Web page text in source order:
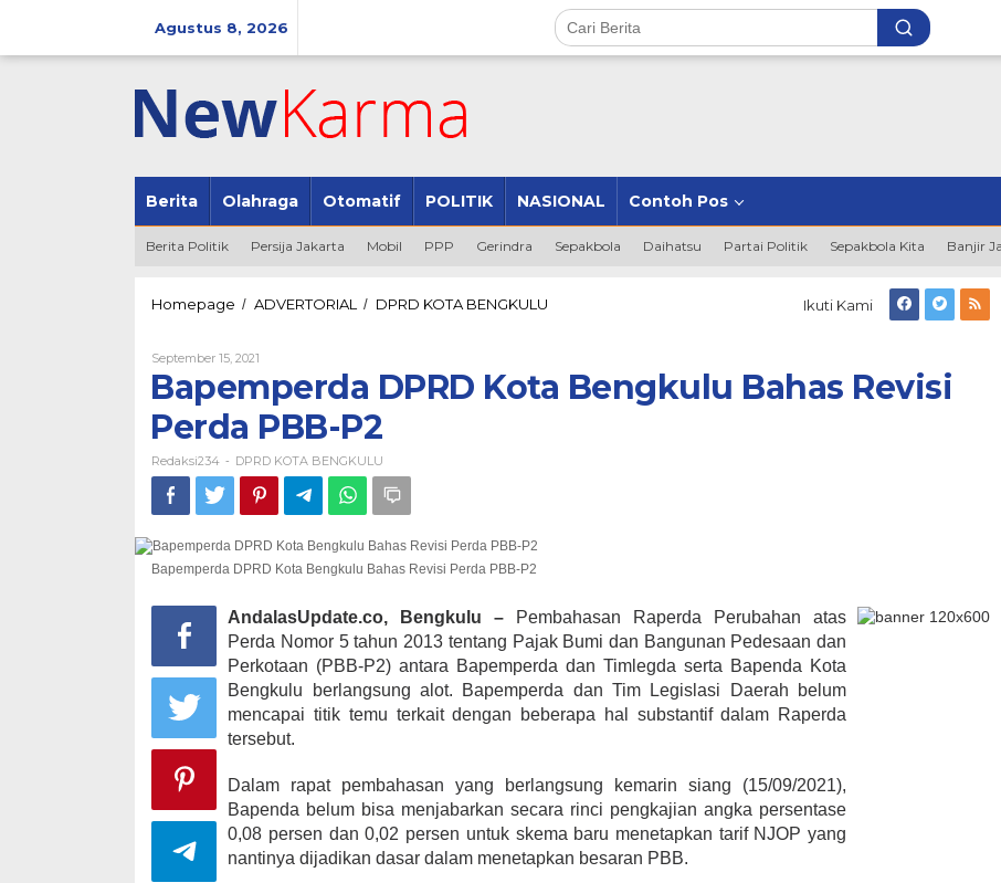
Agustus 8, 2026
Berita Olahraga Otomatif POLITIK NASIONAL Contoh Pos
Berita Politik Persija Jakarta Mobil PPP Gerindra Sepakbola Daihatsu Partai Politik Sepakbola Kita Banjir
Homepage / ADVERTORIAL / DPRD KOTA BENGKULU
Bahas
Revisi
Ikuti Kami
September 15, 2021
Bapemperda DPRD Kota Bengkulu Bahas Revisi
Perda PBB-P2
Redaksi234 - DPRD KOTA BENGKULU
Bapemperda DPRD Kota Bengkulu Bahas Revisi Perda PBB-P2
AndalasUpdate.co, Bengkulu –
Pembahasan Raperda Perubahan atas
Perda Nomor 5 tahun 2013 tentang Pajak Bumi dan Bangunan Pedesaan dan
Perkotaan (PBB-P2) antara Bapemperda dan Timlegda serta Bapenda Kota
Bengkulu berlangsung alot. Bapemperda dan Tim Legislasi Daerah belum
mencapai titik temu terkait dengan beberapa hal substantif dalam Raperda
tersebut.
Dalam rapat pembahasan yang berlangsung kemarin siang (15/09/2021),
Bapenda belum bisa menjabarkan secara rinci pengkajian angka persentase
0,08 persen dan 0,02 persen untuk skema baru menetapkan tarif NJOP yang
nantinya dijadikan dasar dalam menetapkan besaran PBB.
Kabupaten Kaur Janjikan Satu
desa Satu Ambulans
Di KOMINFO KOTA BENGKULU,
POLITIK
| November 1, 2020
393 Peserta MTQ ke-XXXV Siap
Tempur Rebut Juara Dibuka
Gubernur Rohidin
Di ADVERTORIAL, POLITIK